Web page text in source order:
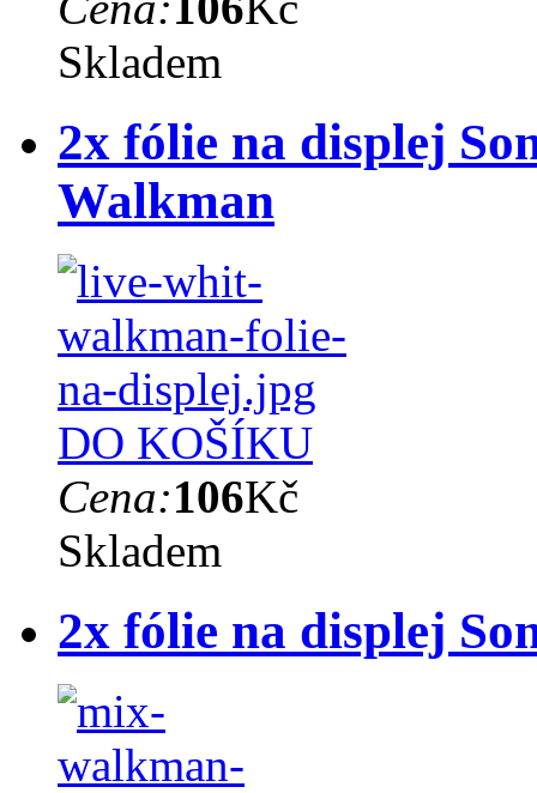
Skladem
2x fólie na displej
Walkman
DO KOŠÍKU
Cena:106Kč
Skladem
2x fólie na displej